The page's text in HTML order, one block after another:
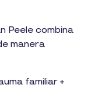
Peele combina
manera
familiar +